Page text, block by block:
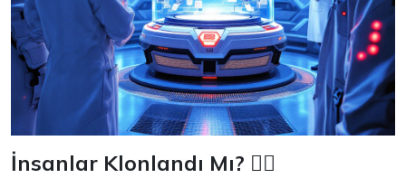
İnsanlar Klonlandı Mı? 🕵️‍♂️